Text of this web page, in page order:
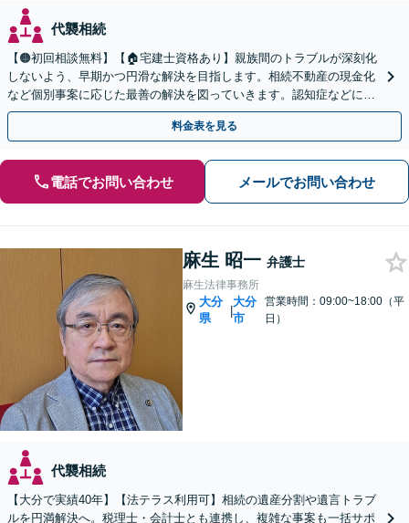
代襲相続
【🟠初回相談無料】【🏠宅建士資格あり】親族間のトラブルが深刻化
しないよう、早期かつ円滑な解決を目指します。相続不動産の現金化
など個別事案に応じた最善の解決を図っていきます。認知症などによ
る遺言書の効力も争います。【オンライン面談OK】
料金表を見る
電話でお問い合わせ メールでお問い合わせ
麻生 昭一 弁護士
麻生法律事務所
大分
県
|
大分
市
営業時間：09:00~18:00（平
日）
代襲相続
【大分で実績40年】【法テラス利用可】相続の遺産分割や遺言トラブ
ルを円満解決へ。税理士・会計士とも連携し、複雑な事案も一括サポ